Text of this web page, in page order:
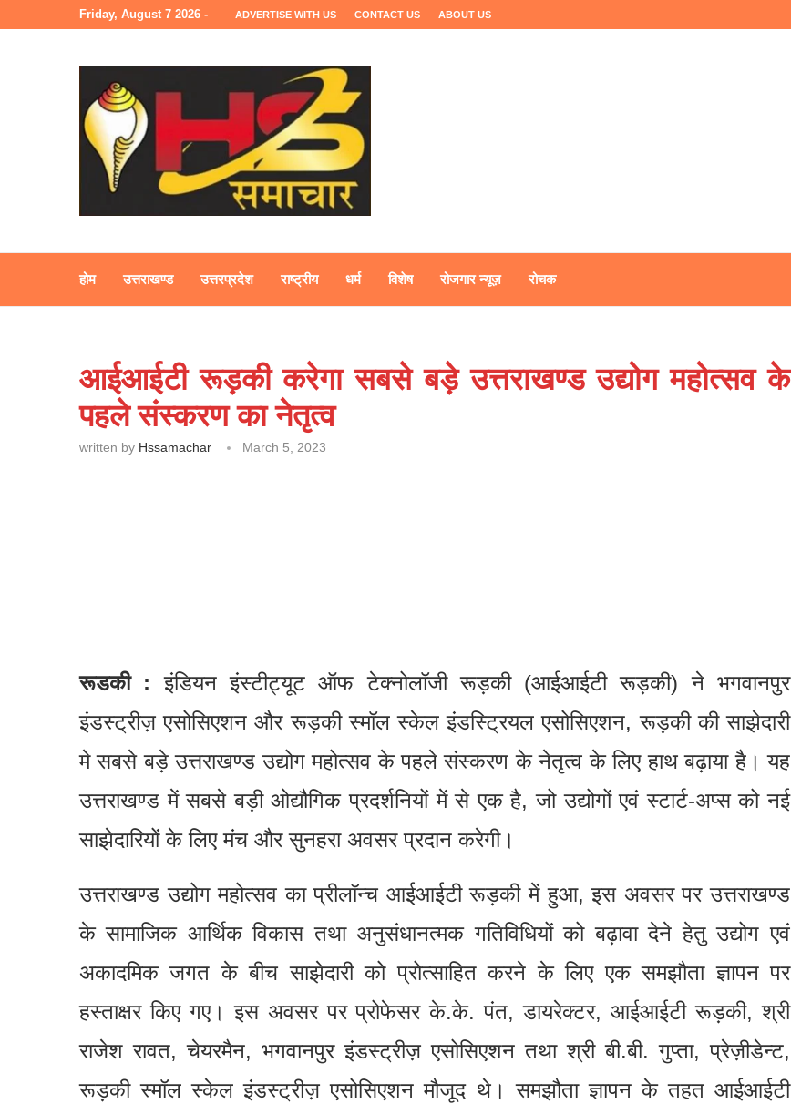
Friday, August 7 2026 - ADVERTISE WITH US CONTACT US ABOUT US
होम उत्तराखण्ड उत्तरप्रदेश राष्ट्रीय धर्म विशेष रोजगार न्यूज़ रोचक
आईआईटी रूड़की करेगा सबसे बड़े उत्तराखण्ड उद्योग महोत्सव के
पहले संस्करण का नेतृत्व
written by Hssamachar March 5, 2023
रूडकी :इंडियन इंस्टीट्यूट ऑफ टेक्नोलॉजी रूड़की (आईआईटी रूड़की) ने भगवानपुर
इंडस्ट्रीज़ एसोसिएशन और रूड़की स्मॉल स्केल इंडस्ट्रियल एसोसिएशन, रूड़की की साझेदारी
मे सबसे बड़े उत्तराखण्ड उद्योग महोत्सव के पहले संस्करण के नेतृत्व के लिए हाथ बढ़ाया है। यह
उत्तराखण्ड में सबसे बड़ी ओद्यौगिक प्रदर्शनियों में से एक है, जो उद्योगों एवं स्टार्ट-अप्स को नई
साझेदारियों के लिए मंच और सुनहरा अवसर प्रदान करेगी।
उत्तराखण्ड उद्योग महोत्सव का प्रीलॉन्च आईआईटी रूड़की में हुआ, इस अवसर पर उत्तराखण्ड
के सामाजिक आर्थिक विकास तथा अनुसंधानत्मक गतिविधियों को बढ़ावा देने हेतु उद्योग एवं
अकादमिक जगत के बीच साझेदारी को प्रोत्साहित करने के लिए एक समझौता ज्ञापन पर
हस्ताक्षर किए गए। इस अवसर पर प्रोफेसर के.के. पंत, डायरेक्टर, आईआईटी रूड़की, श्री
राजेश रावत, चेयरमैन, भगवानपुर इंडस्ट्रीज़ एसोसिएशन तथा श्री बी.बी. गुप्ता, प्रेज़ीडेन्ट,
रूड़की स्मॉल स्केल इंडस्ट्रीज़ एसोसिएशन मौजूद थे। समझौता ज्ञापन के तहत आईआईटी